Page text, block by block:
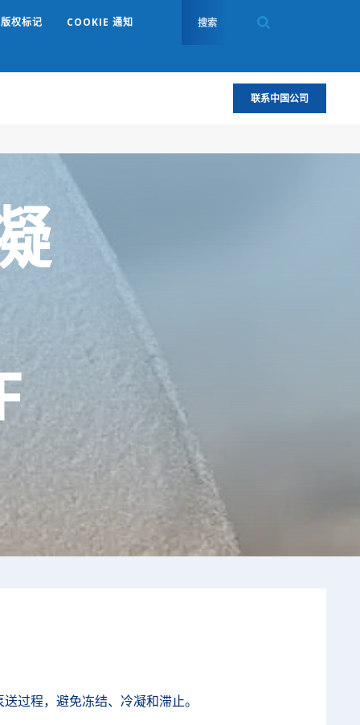
版权标记 COOKIE 通知
联系中国公司
过程，避免冻结、冷凝和滞止。